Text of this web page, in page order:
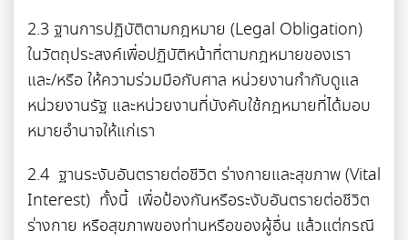
2.3 ฐานการปฏิบัติตามกฎหมาย (Legal Obligation)
ในวัตถุประสงค์เพื่อปฏิบัติหน้าที่ตามกฎหมายของเรา
และ/หรือ ให้ความร่วมมือกับศาล หน่วยงานกำกับดูแล
หน่วยงานรัฐ และหน่วยงานที่บังคับใช้กฎหมายที่ได้มอบ
หมายอำนาจให้แก่เรา
2.4 ฐานระงับอันตรายต่อชีวิต ร่างกายและสุขภาพ (Vital
Interest) ทั้งนี้ เพื่อป้องกันหรือระงับอันตรายต่อชีวิต
ร่างกาย หรือสุขภาพของท่านหรือของผู้อื่น แล้วแต่กรณี